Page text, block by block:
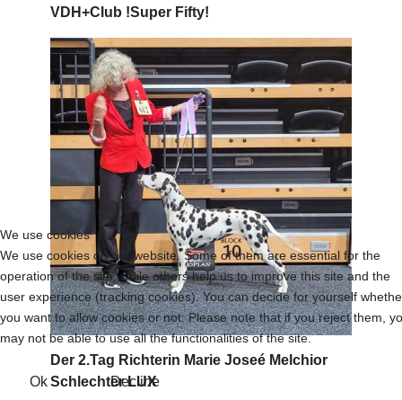
VDH+Club !Super Fifty!
Der 2.Tag Richterin Marie Joseé Melchior
Schlechter LUX
We use cookies
We use cookies on our website. Some of them are essential for the
operation of the site, while others help us to improve this site and the
user experience (tracking cookies). You can decide for yourself
you want to allow cookies or not. Please note that if you reject them,
may not be able to use all the functionalities of the site.
Ok Decline